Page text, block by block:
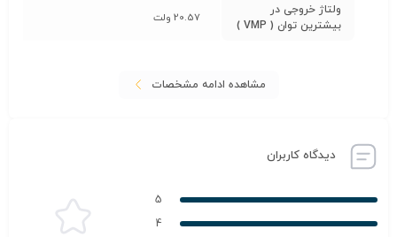
ولتاژ خروجی در
بیشترین توان ( VMP )
20.57 ولت
مشاهده ادامه مشخصات
دیدگاه کاربران
5
4